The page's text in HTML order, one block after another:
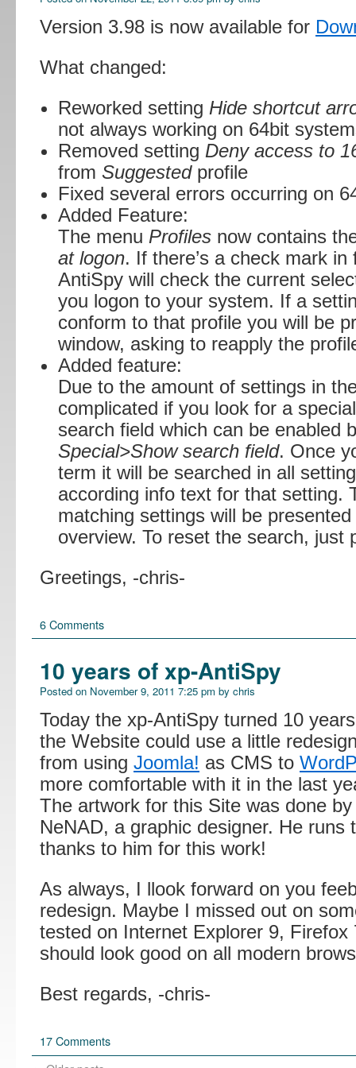
Version 3.98 is now available for
What changed:
Reworked setting Hide shortcut
not always working on 64bit
Removed setting Deny access to
from Suggestedprofile
Fixed several errors occurring on
Added Feature:
The menu Profilesnow contains
at logon. If there’s a check mark
AntiSpy will check the current
you logon to your system. If a
conform to that profile you will be
window, asking to reapply the
Added feature:
Due to the amount of settings in
complicated if you look for a
search field which can be enabled
Special>Show search field. Once
term it will be searched in all
according info text for that setting.
matching settings will be
overview. To reset the search, just
Greetings, -chris-
6 Comments
10 years of xp-AntiSpy
Posted on November 9, 2011 7:25 pm by chris
Today the xp-AntiSpy turned 10
the Website could use a little
from using Joomla! as CMS to
more comfortable with it in the last
The artwork for this Site was done
NeNAD, a graphic designer. He runs
thanks to him for this work!
As always, I llook forward on you
redesign. Maybe I missed out on
tested on Internet Explorer 9, Firefox
should look good on all modern
Best regards, -chris-
17 Comments